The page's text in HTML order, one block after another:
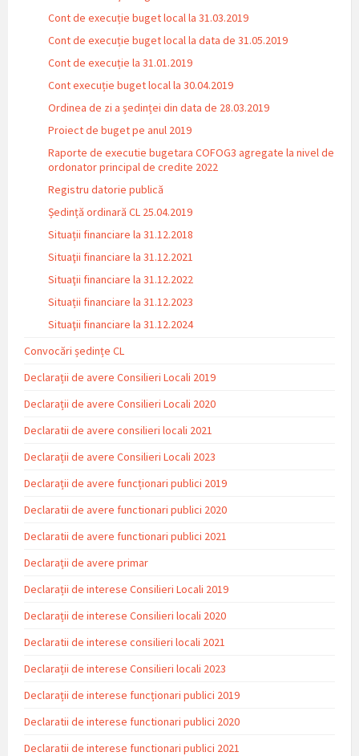
Cont de execuție buget local la 31.03.2019
Cont de execuție buget local la data de 31.05.2019
Cont de execuție la 31.01.2019
Cont execuție buget local la 30.04.2019
Ordinea de zi a ședinței din data de 28.03.2019
Proiect de buget pe anul 2019
Raporte de executie bugetara COFOG3 agregate la nivel de
ordonator principal de credite 2022
Registru datorie publică
Ședință ordinară CL 25.04.2019
Situații financiare la 31.12.2018
Situaţii financiare la 31.12.2021
Situaţii financiare la 31.12.2022
Situații financiare la 31.12.2023
Situaţii financiare la 31.12.2024
Convocări ședințe CL
Declarații de avere Consilieri Locali 2019
Declarații de avere Consilieri Locali 2020
Declaratii de avere consilieri locali 2021
Declarații de avere Consilieri Locali 2023
Declarații de avere funcționari publici 2019
Declaratii de avere functionari publici 2020
Declaratii de avere functionari publici 2021
Declarații de avere primar
Declarații de interese Consilieri Locali 2019
Declarații de interese Consilieri locali 2020
Declaratii de interese consilieri locali 2021
Declarații de interese Consilieri locali 2023
Declarații de interese funcționari publici 2019
Declaratii de interese functionari publici 2020
Declaratii de interese functionari publici 2021